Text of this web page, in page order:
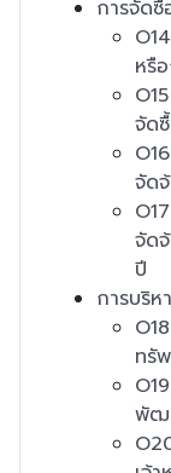
การจัด
หรื
จัด
จัด
จัด
ปี
การบริ
ทรั
พัฒ